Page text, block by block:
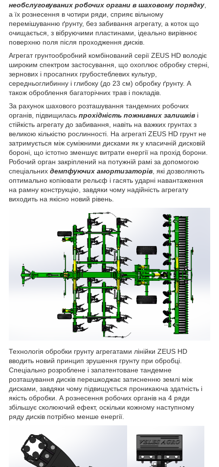
необслуговуваних робочих органи в шаховому порядку
а їх рознесення в чотири ряди, сприяє вільному
перемішуванню ґрунту, без забивання агрегату, а коток що
очищається, з вібруючими пластинами, ідеально вирівнює
поверхню поля після проходження дисків.
Агрегат грунтообробний комбінований серії ZEUS HD володіє
широким спектром застосування, що охоплює обробку стерні,
зернових і просапних грубостеблевих культур,
середньоглибинну і глибоку (до 23 см) обробку ґрунту. А
також оброблення багаторічних трав і покладів.
За рахунок шахового розташування тандемних робочих
органів, підвищилась прохідність пожнивних залишків і
стійкість агрегату до забивання, навіть на важких грунтах з
великою кількістю рослинності. На агрегаті ZEUS HD грунт не
затримується між суміжними дисками як у класичній дисковій
бороні, що істотно зменшує витрати енергії на прохід борони.
Робочий орган закріплений на потужній рамі за допомогою
спеціальних демпфуючих амортизаторів , які дозволяють
оптимально копіювати рельєф і гасять ударні навантаження
на рамну конструкцію, завдяки чому надійність агрегату
виходить на якісно новий рівень.
Технологія обробки грунту агрегатами лінійки ZEUS HD
вводить новий принцип зрушення грунту при обробці.
Спеціально розроблене і запатентоване тандемне
розташування дисків перешкоджає затисненню землі між
дисками, завдяки чому підвищується проникаюча здатність і
якість обробки. А рознесення робочих органів на 4 ряди
збільшує сколюючий ефект, оскільки кожному наступному
ряду дисків потрібно менше енергії.